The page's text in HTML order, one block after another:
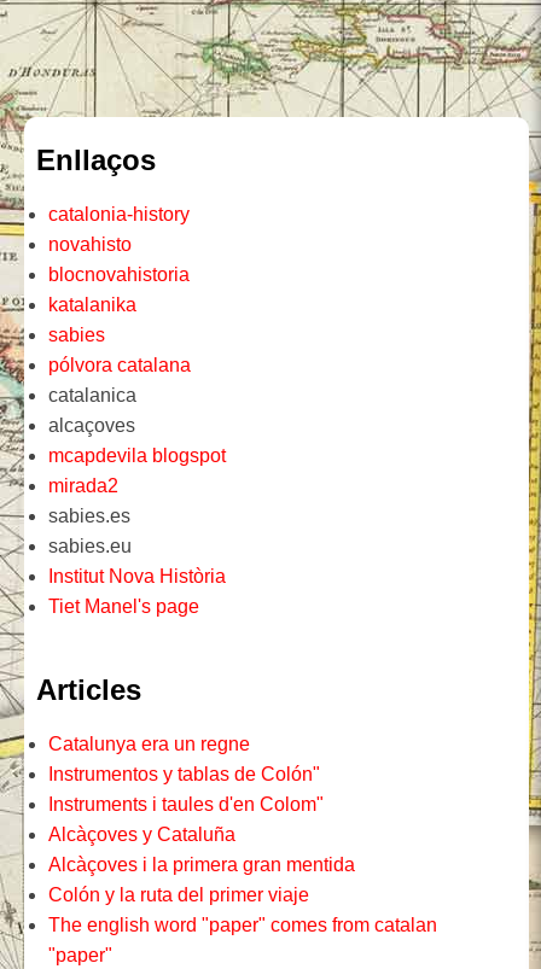
Enllaços
catalonia-history
novahisto
blocnovahistoria
katalanika
sabies
pólvora catalana
catalanica
alcaçoves
mcapdevila blogspot
mirada2
sabies.es
sabies.eu
Institut Nova Història
Tiet Manel's page
Articles
Catalunya era un regne
Instrumentos y tablas de Colón"
Instruments i taules d'en Colom"
Alcàçoves y Cataluña
Alcàçoves i la primera gran mentida
Colón y la ruta del primer viaje
The english word "paper" comes from catalan
"paper"